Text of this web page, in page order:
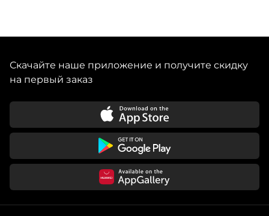
Скачайте наше приложение и получите скидку
на первый заказ